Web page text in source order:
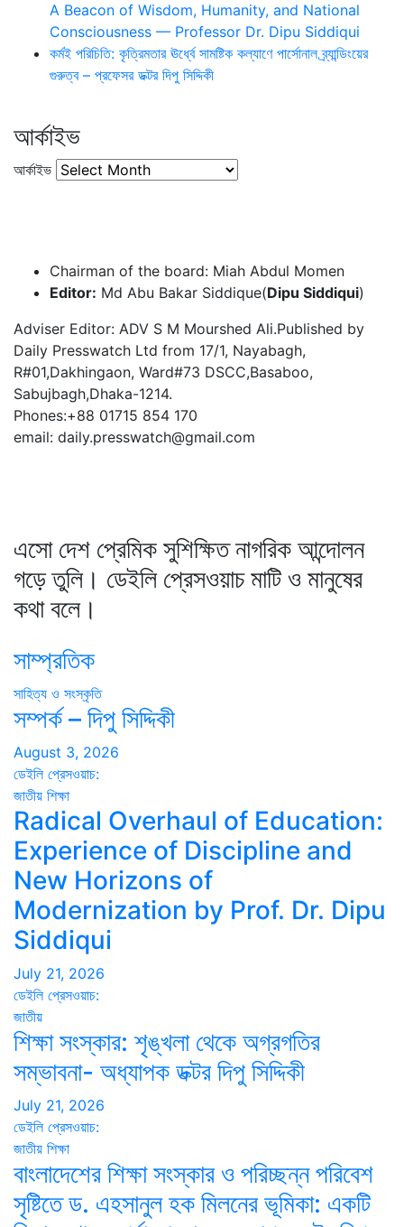
A Beacon of Wisdom, Humanity, and National
Consciousness — Professor Dr. Dipu Siddiqui
কর্মই পরিচিতি: কৃত্রিমতার ঊর্ধ্বে সামষ্টিক কল্যাণে পার্সোনাল ব্র্যান্ডিংয়ের
গুরুত্ব – প্রফেসর ডক্টর দিপু সিদ্দিকী
আর্কাইভ
আর্কাইভ
Chairman of the board: Miah Abdul Momen
Editor: Md Abu Bakar Siddique(Dipu Siddiqui)
Adviser Editor: ADV S M Mourshed Ali.Published by
Daily Presswatch Ltd from 17/1, Nayabagh,
R#01,Dakhingaon, Ward#73 DSCC,Basaboo,
Sabujbagh,Dhaka-1214.
Phones:+88 01715 854 170
email: daily.presswatch@gmail.com
এসো দেশ প্রেমিক সুশিক্ষিত নাগরিক আন্দোলন
গড়ে তুলি। ডেইলি প্রেসওয়াচ মাটি ও মানুষের
কথা বলে।
সাম্প্রতিক
সাহিত্য ও সংস্কৃতি
সম্পর্ক – দিপু সিদ্দিকী
August 3, 2026
ডেইলি প্রেসওয়াচ:
জাতীয় শিক্ষা
Radical Overhaul of Education:
Experience of Discipline and
New Horizons of
Modernization by Prof. Dr. Dipu
Siddiqui
July 21, 2026
ডেইলি প্রেসওয়াচ:
জাতীয়
শিক্ষা সংস্কার: শৃঙ্খলা থেকে অগ্রগতির
সম্ভাবনা- অধ্যাপক ডক্টর দিপু সিদ্দিকী
July 21, 2026
ডেইলি প্রেসওয়াচ:
জাতীয় শিক্ষা
বাংলাদেশের শিক্ষা সংস্কার ও পরিচ্ছন্ন পরিবেশ
সৃষ্টিতে ড. এহসানুল হক মিলনের ভূমিকা: একটি